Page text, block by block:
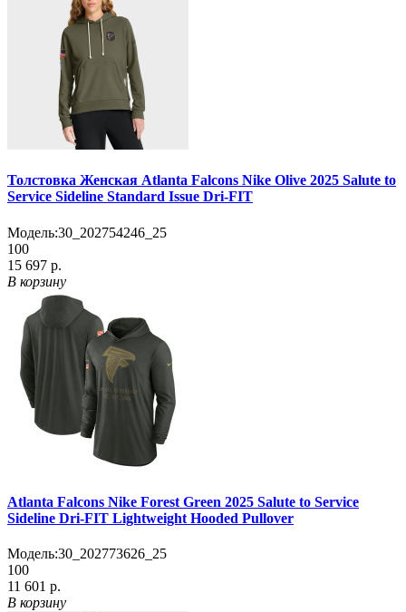
Толстовка Женская Atlanta Falcons Nike Olive 2025 Salute to
Service Sideline Standard Issue Dri-FIT
Модель:30_202754246_25
100
15 697 р.
В корзину
Atlanta Falcons Nike Forest Green 2025 Salute to Service
Sideline Dri-FIT Lightweight Hooded Pullover
Модель:30_202773626_25
100
11 601 р.
В корзину